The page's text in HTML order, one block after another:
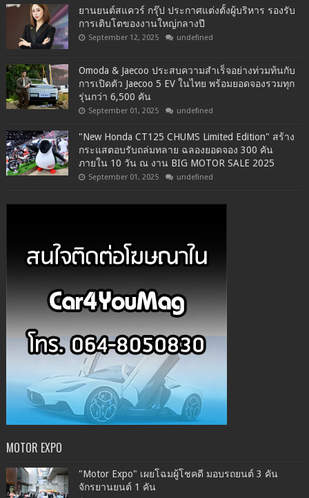
ยานยนต์สแควร์ กรุ๊ป ประกาศแต่งตั้งผู้บริหาร รองรับ
การเติบโตของงานใหญ่กลางปี
September 12, 2025 undefined
Omoda & Jaecoo ประสบความสำเร็จอย่างท่วมท้นกับ
การเปิดตัว Jaecoo 5 EV ในไทย พร้อมยอดจองรวมทุก
รุ่นกว่า 6,500 คัน
September 01, 2025 undefined
"New Honda CT125 CHUMS Limited Edition" สร้าง
กระแสตอบรับถล่มทลาย ฉลองยอดจอง 300 คัน
ภายใน 10 วัน ณ งาน BIG MOTOR SALE 2025
September 01, 2025 undefined
MOTOR EXPO
"Motor Expo" เผยโฉมผู้โชคดี มอบรถยนต์ 3 คัน
จักรยานยนต์ 1 คัน